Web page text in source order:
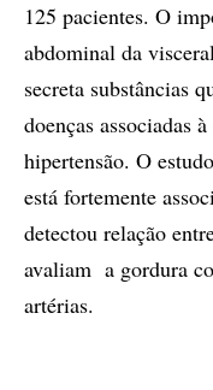
125 pacientes. O
abdominal da
secreta substâncias
doenças associadas
hipertensão. O
está fortemente
detectou relação
avaliam a gordura
artérias.